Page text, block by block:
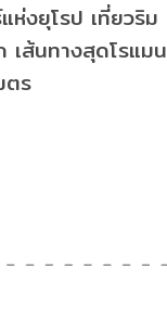
ห่งยุโรป เที่ยวริม
เส้นทางสุดโรแมน
ตร